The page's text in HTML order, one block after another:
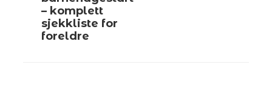
– komplett
sjekkliste for
foreldre